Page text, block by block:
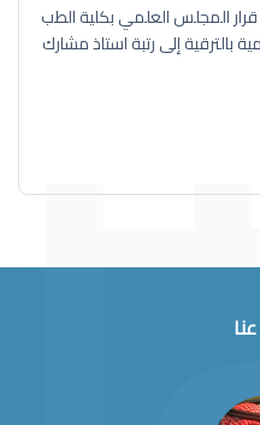
قرار المجلس العلمي بكلية الطب
بالترقية إلى رتبة استاذ مشارك